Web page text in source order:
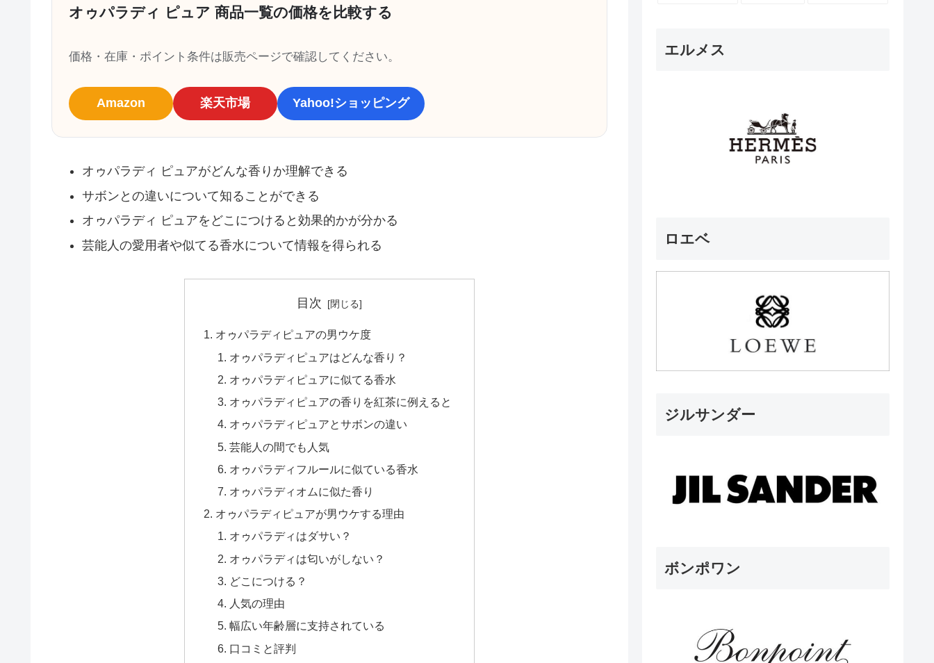
オゥパラディ ピュア 商品一覧の価格を比較する
価格・在庫・ポイント条件は販売ページで確認してください。
Amazon 楽天市場 Yahoo!ショッピング
オゥパラディ ピュアがどんな香りか理解できる
サボンとの違いについて知ることができる
オゥパラディ ピュアをどこにつけると効果的かが分かる
芸能人の愛用者や似てる香水について情報を得られる
目次
オゥパラディピュアの男ウケ度
オゥパラディピュアはどんな香り？
オゥパラディピュアに似てる香水
オゥパラディピュアの香りを紅茶に例えると
オゥパラディピュアとサボンの違い
芸能人の間でも人気
オゥパラディフルールに似ている香水
オゥパラディオムに似た香り
オゥパラディピュアが男ウケする理由
オゥパラディはダサい？
オゥパラディは匂いがしない？
どこにつける？
人気の理由
幅広い年齢層に支持されている
口コミと評判
エルメス
ロエベ
ジルサンダー
ボンポワン